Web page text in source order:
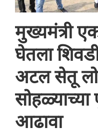
मुख्यमंत्री
घेतला
अटल सेतू
सोहळ्याच्या
आढावा